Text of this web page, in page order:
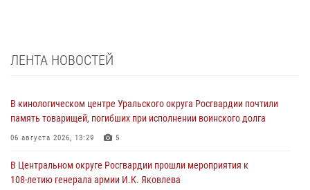
ЛЕНТА НОВОСТЕЙ
В кинологическом центре Уральского округа Росгвардии почтили
память товарищей, погибших при исполнении воинского долга
06 августа 2026, 13:29 5
В Центральном округе Росгвардии прошли мероприятия к
108‑летию генерала армии И.К. Яковлева